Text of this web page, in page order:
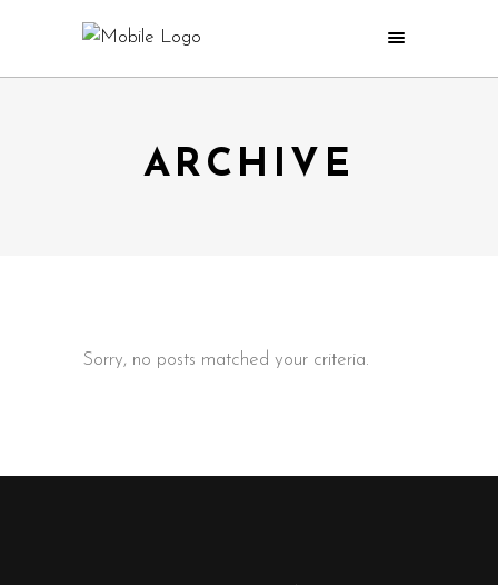
ARCHIVE
Sorry, no posts matched your criteria.